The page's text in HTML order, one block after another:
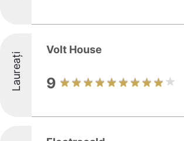
Laureați
Volt House
9